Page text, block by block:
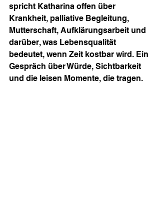
spricht Katharina offen über
Krankheit, palliative Begleitung,
Mutterschaft, Aufklärungsarbeit und
darüber, was Lebensqualität
bedeutet, wenn Zeit kostbar wird. Ein
Gespräch über Würde, Sichtbarkeit
und die leisen Momente, die tragen.